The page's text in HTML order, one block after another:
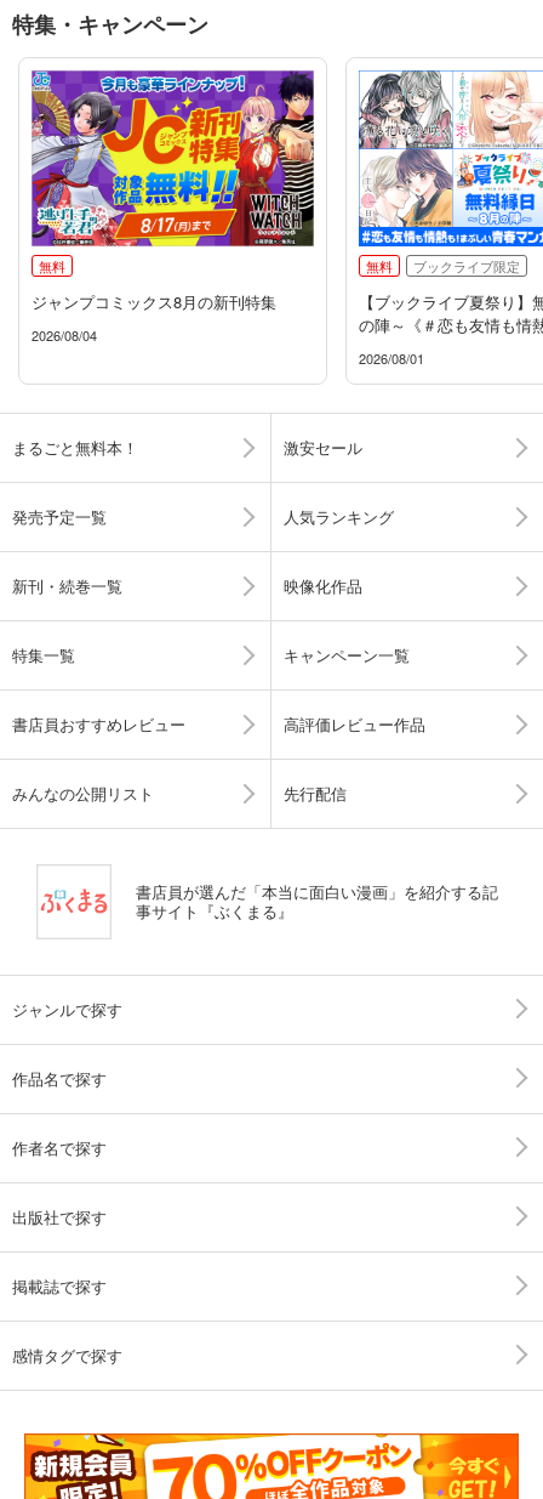
特集・キャンペーン
無料
ジャンプコミックス8月の新刊特集
2026/08/04
無料 ブックライブ限定
【ブックライブ夏祭り】
の陣～《＃恋も友情も情
2026/08/01
まるごと無料本！ 激安セール
発売予定一覧 人気ランキング
新刊・続巻一覧 映像化作品
特集一覧 キャンペーン一覧
書店員おすすめレビュー 高評価レビュー作品
みんなの公開リスト 先行配信
書店員が選んだ「本当に面白い漫画」を紹介する記
事サイト『ぶくまる』
ジャンルで探す
作品名で探す
作者名で探す
出版社で探す
掲載誌で探す
感情タグで探す